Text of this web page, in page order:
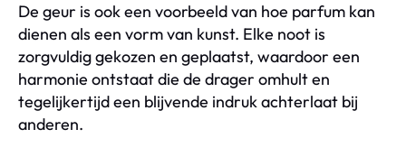
De geur is ook een voorbeeld van hoe parfum kan
dienen als een vorm van kunst. Elke noot is
zorgvuldig gekozen en geplaatst, waardoor een
harmonie ontstaat die de drager omhult en
tegelijkertijd een blijvende indruk achterlaat bij
anderen.